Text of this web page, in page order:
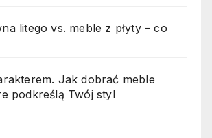
litego vs. meble z płyty – co
Jak dobrać meble
podkreślą Twój styl